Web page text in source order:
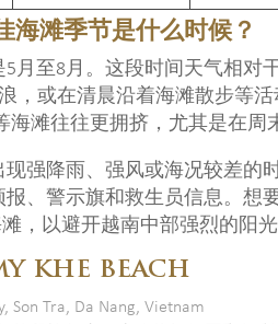
海滩季节是什么时候？
月至8月。这段时间天气相对
，或在清晨沿着海滩散步等活
海滩往往更拥挤，尤其是在周
强降雨、强风或海况较差的
、警示旗和救生员信息。想
，以避开越南中部强烈的阳光
KHE BEACH
Son Tra, Da Nang, Vietnam